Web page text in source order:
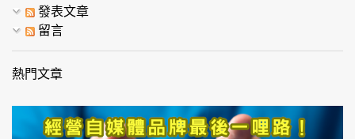
發表文章
留言
熱門文章